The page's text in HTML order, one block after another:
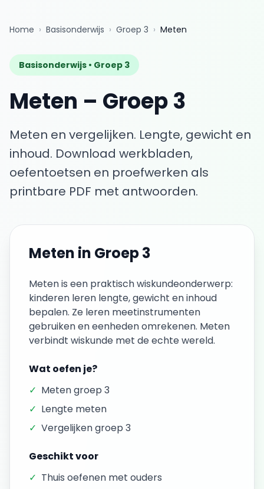
Home › Basisonderwijs › Groep 3 › Meten
Basisonderwijs • Groep 3
Meten – Groep 3
Meten en vergelijken. Lengte, gewicht en
inhoud. Download werkbladen,
oefentoetsen en proefwerken als
printbare PDF met antwoorden.
Meten in Groep 3
Meten is een praktisch wiskundeonderwerp:
kinderen leren lengte, gewicht en inhoud
bepalen. Ze leren meetinstrumenten
gebruiken en eenheden omrekenen. Meten
verbindt wiskunde met de echte wereld.
Wat oefen je?
✓ Meten groep 3
✓ Lengte meten
✓ Vergelijken groep 3
Geschikt voor
✓ Thuis oefenen met ouders